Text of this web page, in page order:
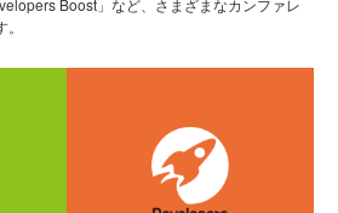
Boost」など、さまざまなカンファレ